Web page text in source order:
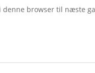
denne browser til næste